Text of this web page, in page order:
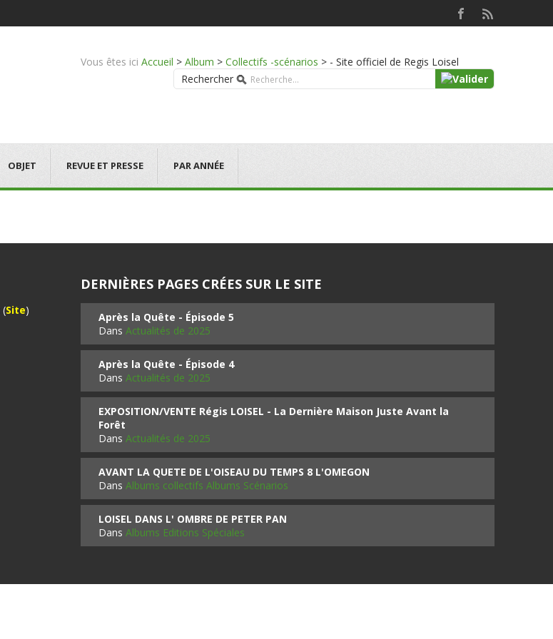
Vous êtes ici Accueil > Album > Collectifs -scénarios > - Site officiel de Regis Loisel
Rechercher
OBJET REVUE ET PRESSE PAR ANNÉE
(Site)
DERNIÈRES PAGES CRÉES SUR LE SITE
Après la Quête - Épisode 5
Dans Actualités de 2025
Après la Quête - Épisode 4
Dans Actualités de 2025
EXPOSITION/VENTE Régis LOISEL - La Dernière Maison Juste Avant la
Forêt
Dans Actualités de 2025
AVANT LA QUETE DE L'OISEAU DU TEMPS 8 L'OMEGON
Dans Albums collectifs Albums Scénarios
LOISEL DANS L' OMBRE DE PETER PAN
Dans Albums Editions Spéciales